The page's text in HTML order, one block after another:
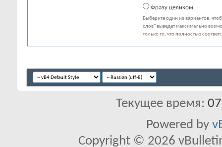
Фразу целиком
Выберите один из вариантов,
слов" выведет максимально
только то, что полностью
Текущее время:
Powered by
Copyright © 2026